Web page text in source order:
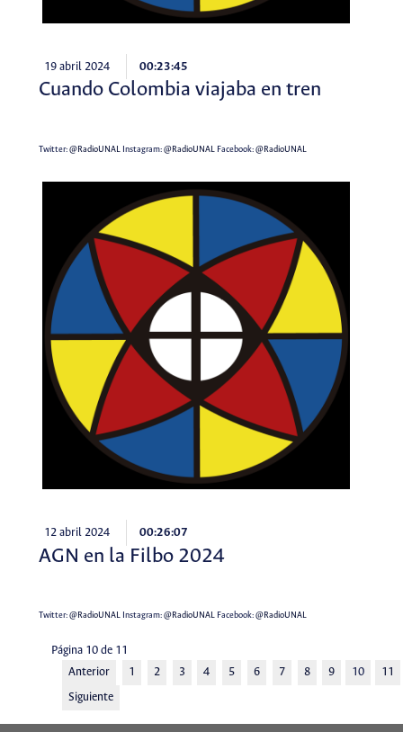
19 abril 2024 00:23:45
Cuando Colombia viajaba en tren
Twitter:@RadioUNALInstagram:@RadioUNALFacebook:@RadioUNAL
12 abril 2024 00:26:07
AGN en la Filbo 2024
Twitter:@RadioUNALInstagram:@RadioUNALFacebook:@RadioUNAL
Página 10 de 11
Anterior
1 2 3 4 5 6 7 8 9 10
11
Siguiente